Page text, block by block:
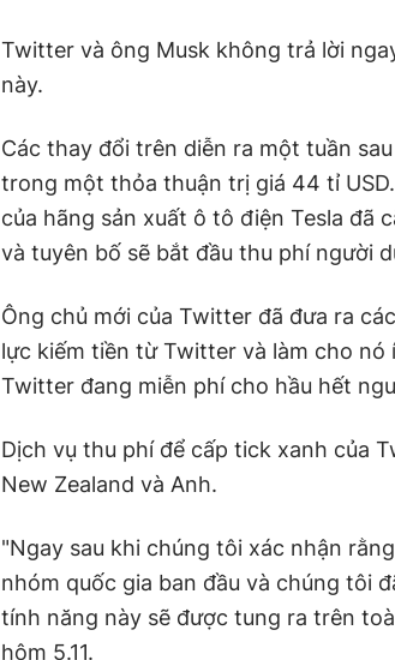
Twitter và ông Musk không trả lời
này.
Các thay đổi trên diễn ra một tuần
trong một thỏa thuận trị giá 44 tỉ
của hãng sản xuất ô tô điện Tesla đã
và tuyên bố sẽ bắt đầu thu phí người
Ông chủ mới của Twitter đã đưa ra
lực kiếm tiền từ Twitter và làm cho
Twitter đang miễn phí cho hầu hết
Dịch vụ thu phí để cấp tick xanh của
New Zealand và Anh.
"Ngay sau khi chúng tôi xác nhận
nhóm quốc gia ban đầu và chúng tôi
tính năng này sẽ được tung ra trên
hôm 5.11.